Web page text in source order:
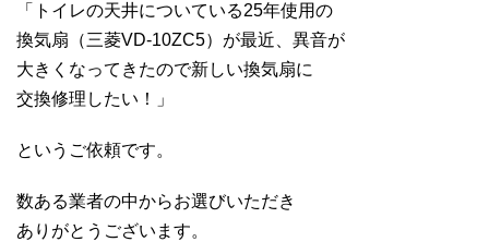
「トイレの天井についている25年使用の
換気扇（三菱VD-10ZC5）が最近、異音が
大きくなってきたので新しい換気扇に
交換修理したい！」
というご依頼です。
数ある業者の中からお選びいただき
ありがとうございます。